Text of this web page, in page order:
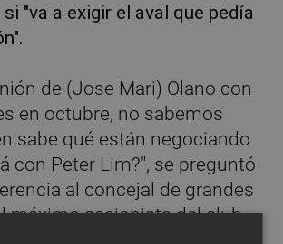
"va a exigir el aval que pedía
de (Jose Mari) Olano con
en octubre, no sabemos
sabe qué están negociando
con Peter Lim?", se preguntó
al concejal de grandes
máximo accionista del club.